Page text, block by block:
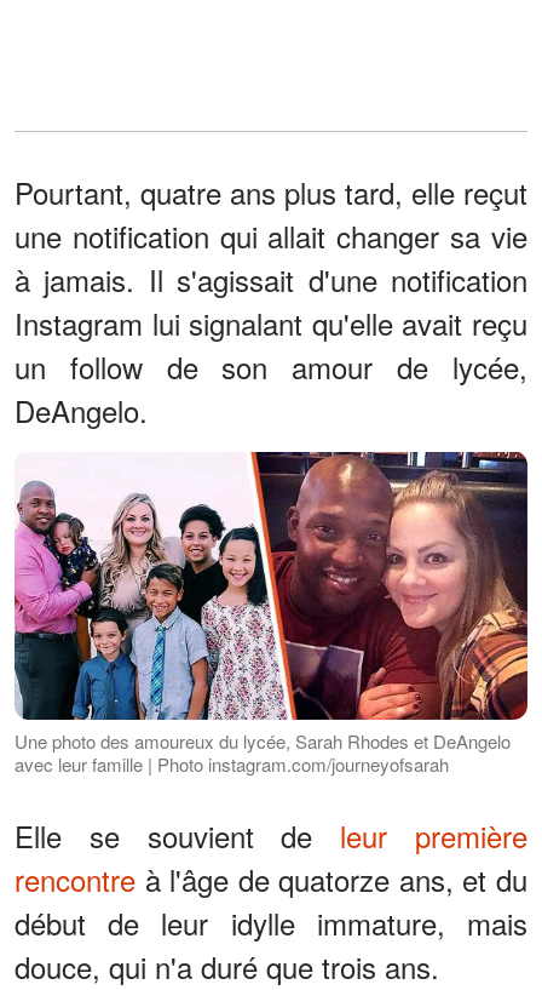
Pourtant, quatre ans plus tard, elle reçut
une notification qui allait changer sa vie
à jamais. Il s'agissait d'une notification
Instagram lui signalant qu'elle avait reçu
un follow de son amour de lycée,
DeAngelo.
Une photo des amoureux du lycée, Sarah Rhodes et DeAngelo
avec leur famille | Photo instagram.com/journeyofsarah
Elle se souvient de leur première
rencontre à l'âge de quatorze ans, et du
début de leur idylle immature, mais
douce, qui n'a duré que trois ans.